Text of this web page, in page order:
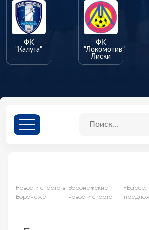
ФК
"Калуга"
ФК
"Локомотив"
Лиски
Новости спорта в
Воронеже
Воронежские
новости спорта